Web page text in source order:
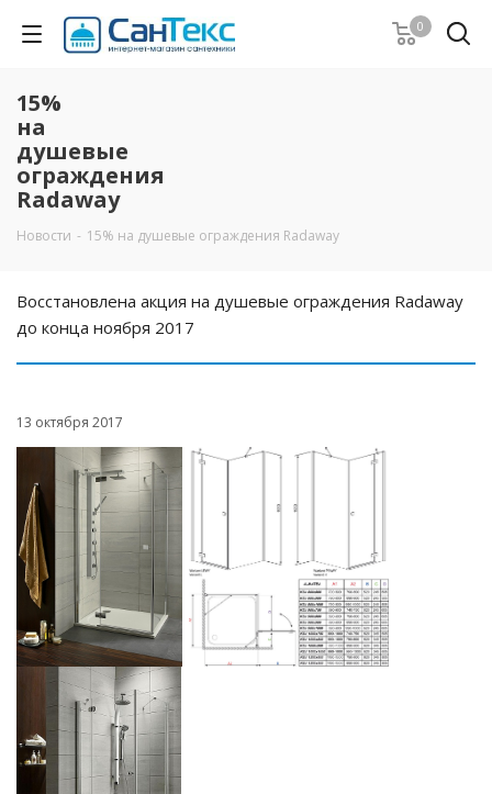
0
15%
на
душевые
ограждения
Radaway
Новости - 15% на душевые ограждения Radaway
Восстановлена акция на душевые ограждения Radaway
до конца ноября 2017
13 октября 2017